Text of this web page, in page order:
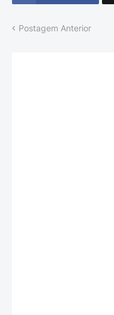
Postagem Anterior